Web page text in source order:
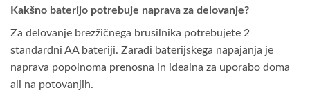
Kakšno baterijo potrebuje naprava za delovanje?
Za delovanje brezžičnega brusilnika potrebujete 2
standardni AA bateriji. Zaradi baterijskega napajanja je
naprava popolnoma prenosna in idealna za uporabo doma
ali na potovanjih.